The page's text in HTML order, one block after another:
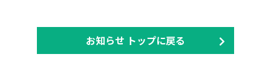
お知らせ トップに戻る